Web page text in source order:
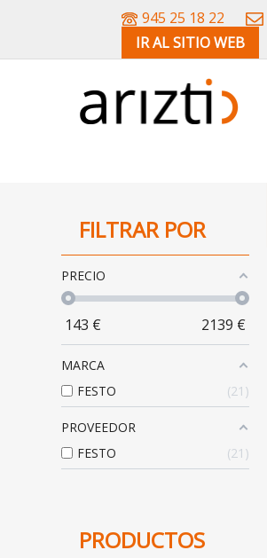
945 25 18 22
IR AL SITIO WEB
FILTRAR POR
PRECIO
143 € 2139 €
MARCA
FESTO
21
PROVEEDOR
FESTO
21
PRODUCTOS